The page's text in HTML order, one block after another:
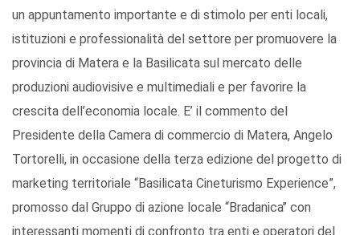
un appuntamento importante e di stimolo per enti locali,
istituzioni e professionalità del settore per promuovere la
provincia di Matera e la Basilicata sul mercato delle
produzioni audiovisive e multimediali e per favorire la
crescita dell’economia locale. E’ il commento del
Presidente della Camera di commercio di Matera, Angelo
Tortorelli, in occasione della terza edizione del progetto di
marketing territoriale “Basilicata Cineturismo Experience”,
promosso dal Gruppo di azione locale “Bradanica’’ con
interessanti momenti di confronto tra enti e operatori del